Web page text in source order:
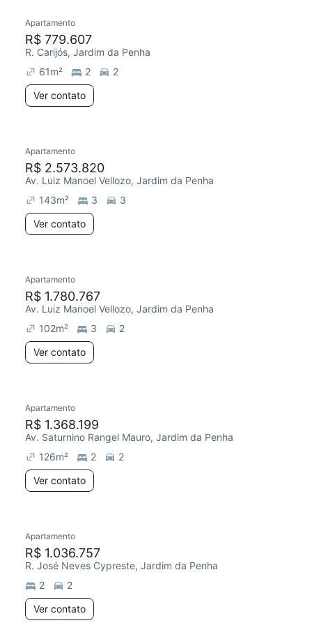
Apartamento
R$ 779.607
R. Carijós, Jardim da Penha
61m² 2
2
Ver contato
Apartamento
R$ 2.573.820
Av. Luiz Manoel Vellozo, Jardim da Penha
143m² 3
3
Ver contato
Apartamento
R$ 1.780.767
Av. Luiz Manoel Vellozo, Jardim da Penha
102m² 3
2
Ver contato
Apartamento
R$ 1.368.199
Av. Saturnino Rangel Mauro, Jardim da Penha
126m² 2
2
Ver contato
Apartamento
R$ 1.036.757
R. José Neves Cypreste, Jardim da Penha
2
2
Ver contato